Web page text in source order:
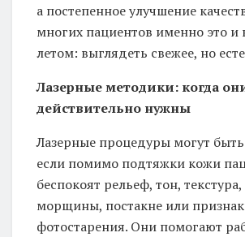
а постепенное улучшение
многих пациентов именно это и
летом: выглядеть свежее, но
Лазерные методики: когда
действительно нужны
Лазерные процедуры могут
если помимо подтяжки кожи
беспокоят рельеф, тон,
морщины, постакне или
фотостарения. Они помогают